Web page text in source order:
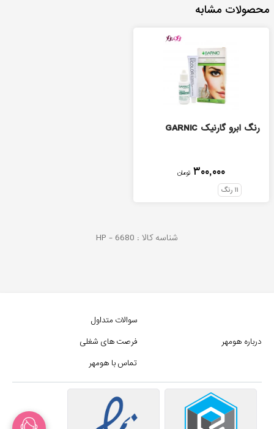
محصولات مشابه
رنگ ابرو گارنیک GARNIC
۳۰۰,۰۰۰ تومان
۱۱ رنگ
شناسه کالا : HP - 6680
درباره هومهر
سوالات متداول
فرصت های شغلی
تماس با هومهر